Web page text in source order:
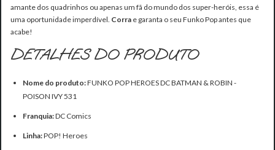
amante dos quadrinhos ou apenas um fã do mundo dos super-heróis, essa é
uma oportunidade imperdível. Corra e garanta o seu Funko Pop antes que
acabe!
DETALHES DO PRODUTO
Nome do produto:FUNKO POP HEROES DC BATMAN & ROBIN -
POISON IVY 531
Franquia:DC Comics
Linha:POP! Heroes